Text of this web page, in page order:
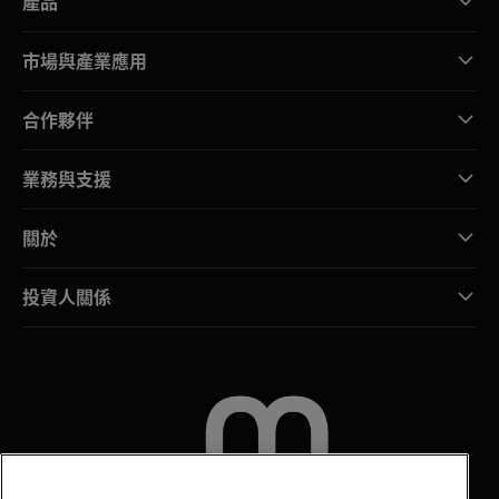
市場與產業應用
合作夥伴
業務與支援
關於
投資人關係